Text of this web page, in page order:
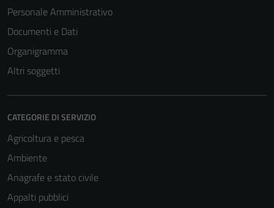
Personale Amministrativo
Documenti e Dati
Organigramma
Altri soggetti
CATEGORIE DI SERVIZIO
Agricoltura e pesca
Ambiente
Anagrafe e stato civile
Appalti pubblici